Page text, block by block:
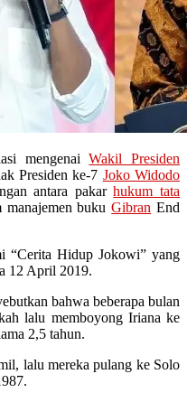
mengenaiWakil Presiden
Presiden ke-7 Joko Widodo
antara pakarhukum tata
manajemen bukuGibran End
“Cerita Hidup Jokowi” yang
12 April 2019.
bahwa beberapa bulan
lalu memboyong Iriana ke
2,5 tahun.
lalu mereka pulang ke Solo